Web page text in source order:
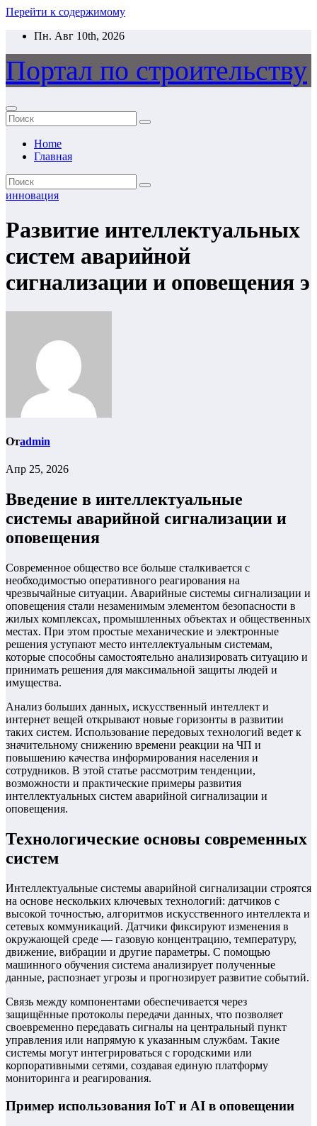
Перейти к содержимому
Пн. Авг 10th, 2026
Портал по строительству
Home
Главная
инновация
Развитие интеллектуальных
систем аварийной
сигнализации и оповещения э
Отadmin
Апр 25, 2026
Введение в интеллектуальные
системы аварийной сигнализации и
оповещения
Современное общество все больше сталкивается с
необходимостью оперативного реагирования на
чрезвычайные ситуации. Аварийные системы сигнализации и
оповещения стали незаменимым элементом безопасности в
жилых комплексах, промышленных объектах и общественных
местах. При этом простые механические и электронные
решения уступают место интеллектуальным системам,
которые способны самостоятельно анализировать ситуацию и
принимать решения для максимальной защиты людей и
имущества.
Анализ больших данных, искусственный интеллект и
интернет вещей открывают новые горизонты в развитии
таких систем. Использование передовых технологий ведет к
значительному снижению времени реакции на ЧП и
повышению качества информирования населения и
сотрудников. В этой статье рассмотрим тенденции,
возможности и практические примеры развития
интеллектуальных систем аварийной сигнализации и
оповещения.
Технологические основы современных
систем
Интеллектуальные системы аварийной сигнализации строятся
на основе нескольких ключевых технологий: датчиков с
высокой точностью, алгоритмов искусственного интеллекта и
сетевых коммуникаций. Датчики фиксируют изменения в
окружающей среде — газовую концентрацию, температуру,
движение, вибрации и другие параметры. С помощью
машинного обучения система анализирует полученные
данные, распознает угрозы и прогнозирует развитие событий.
Связь между компонентами обеспечивается через
защищённые протоколы передачи данных, что позволяет
своевременно передавать сигналы на центральный пункт
управления или напрямую к указанным службам. Такие
системы могут интегрироваться с городскими или
корпоративными сетями, создавая единую платформу
мониторинга и реагирования.
Пример использования IoT и AI в оповещении